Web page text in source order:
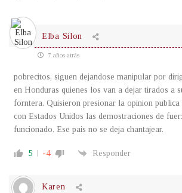
Elba Silon
7 años atrás
pobrecitos, siguen dejandose manipular por
en Honduras quienes los van a dejar tirados a
forntera. Quisieron presionar la opinion publica
con Estados Unidos las demostraciones de
funcionado. Ese pais no se deja chantajear.
5 -4 Responder
Karen